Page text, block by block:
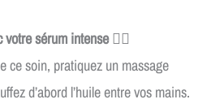
sérum intense 💆‍♂️
ce soin, pratiquez un massage
d’abord l’huile entre vos mains.